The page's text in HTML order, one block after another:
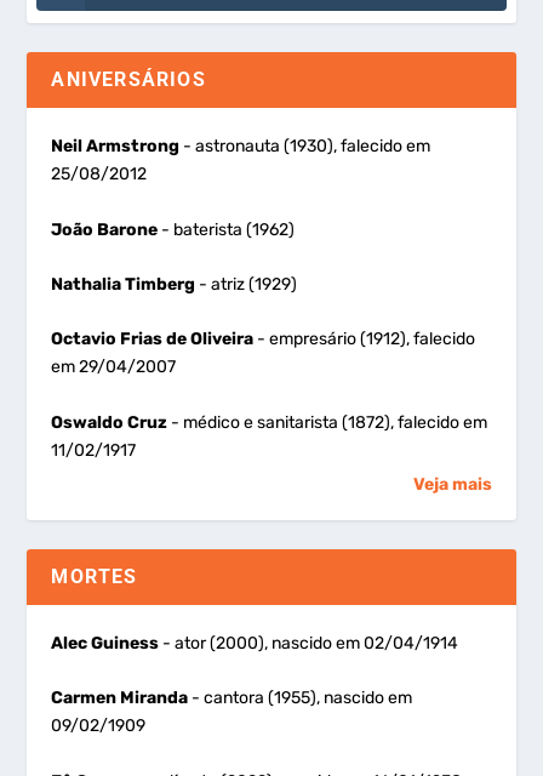
ANIVERSÁRIOS
Neil Armstrong - astronauta (1930), falecido em
25/08/2012
João Barone - baterista (1962)
Nathalia Timberg - atriz (1929)
Octavio Frias de Oliveira - empresário (1912), falecido
em 29/04/2007
Oswaldo Cruz - médico e sanitarista (1872), falecido em
11/02/1917
Veja mais
MORTES
Alec Guiness - ator (2000), nascido em 02/04/1914
Carmen Miranda - cantora (1955), nascido em
09/02/1909